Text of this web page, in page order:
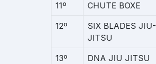
11º CHUTE BOXE
12º
SIX BLADES JIU-
JITSU
13º
DNA JIU JITSU